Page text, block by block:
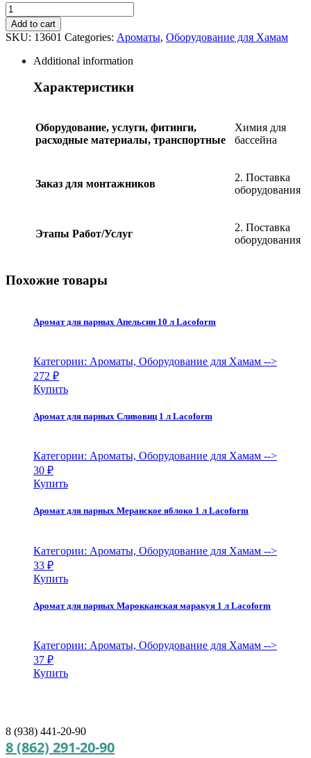
Аромат
для
парных
Ледяной
лимон
Lacoform
Add to cart
SKU: 13601 Categories: Ароматы, Оборудование для Хамам
Additional information
Характеристики
Оборудование, услуги, фитинги,
расходные материалы, транспортные
Химия для
бассейна
Заказ для монтажников
2. Поставка
оборудования
Этапы Работ/Услуг
2. Поставка
оборудования
Похожие товары
Аромат для парных Апельсин 10 л Lacoform
Категории: Ароматы, Оборудование для Хамам -->
272 ₽
Купить
Аромат для парных Сливовиц 1 л Lacoform
Категории: Ароматы, Оборудование для Хамам -->
30 ₽
Купить
Аромат для парных Меранское яблоко 1 л Lacoform
Категории: Ароматы, Оборудование для Хамам -->
33 ₽
Купить
Аромат для парных Марокканская маракуя 1 л Lacoform
Категории: Ароматы, Оборудование для Хамам -->
37 ₽
Купить
8 (938) 441-20-90
8 (862) 291-20-90